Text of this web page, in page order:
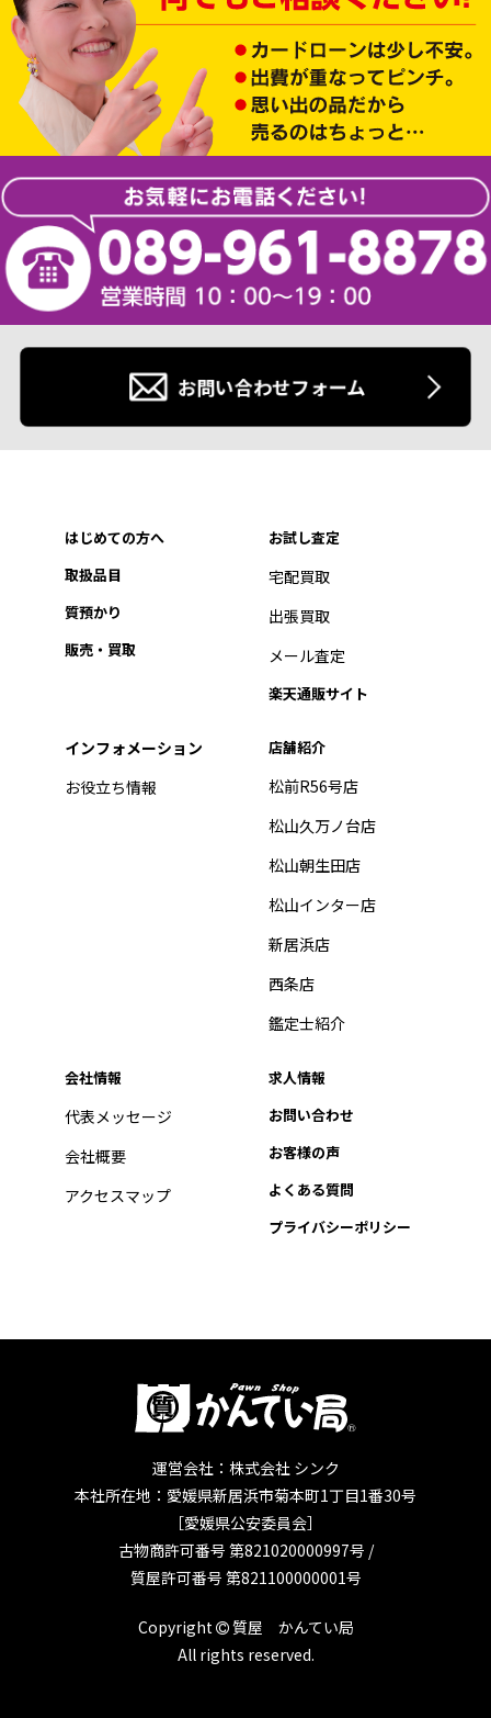
お問い合わせフォーム
はじめての方へ
取扱品目
質預かり
販売・買取
お試し査定
宅配買取
出張買取
メール査定
楽天通販サイト
インフォメーション
お役立ち情報
店舗紹介
松前R56号店
松山久万ノ台店
松山朝生田店
松山インター店
新居浜店
西条店
鑑定士紹介
会社情報
代表メッセージ
会社概要
アクセスマップ
求人情報
お問い合わせ
お客様の声
よくある質問
プライバシーポリシー
運営会社：株式会社 シンク
本社所在地：愛媛県新居浜市菊本町1丁目1番30号
［愛媛県公安委員会］
古物商許可番号 第821020000997号 /
質屋許可番号 第821100000001号
Copyright
質屋 かんてい局
All rights reserved.